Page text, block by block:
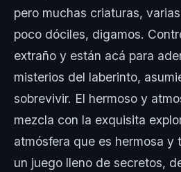
pero muchas criaturas,
poco dóciles, digamos.
extraño y están acá para
misterios del laberinto,
sobrevivir. El hermoso y
mezcla con la exquisita
atmósfera que es hermosa y
un juego lleno de secretos,